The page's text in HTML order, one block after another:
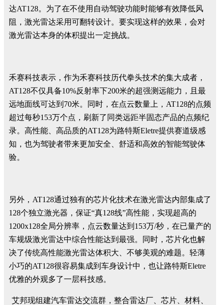
达AT128。为了在不使用自动驾驶功能时能够有效降低风
阻，激光雷达采用可翻转设计。要实现这样的效果，会对
激光雷达本身的体积提出一定挑战。
禾赛科技表示，作为禾赛科技历代拳头技术的集大成者，
AT128不仅具备10%反射率下200米的超强测远能力，且最
远地面线可达到70米。同时，在点云数量上，AT128的点频
超过每秒153万个点，刷新了同类远距半固态产品的点频纪
录。高性能、高品质的AT128为路特斯Eletre提供赛道级感
知，也为驾驶者带来更加安全、舒适和高效的智能驾驶体
验。
另外，AT128通过独有的芯片化技术在激光雷达内部集成了
128个独立激光器，保证“真128线”高性能，实现超高的
1200x128全局分辨率，点云数量达到153万/秒，在已量产的
车规级激光雷达中综合性能达到最强。同时，芯片化也解
决了传统高性能激光雷达体积大、不够美观的难题。轻薄
小巧的AT128很容易集成到车身设计中，也让路特斯Eletre
优雅的外观多了一层科技感。
艾邦现组建汽车雷达交流群，整合雷达厂、芯片、材料、